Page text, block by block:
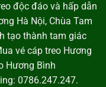
độc đáo và hấp dẫn
Hà Nội, Chùa Tam
tạo thành tam giác
vé cáp treo Hương
Hương Bình
0786.247.247.